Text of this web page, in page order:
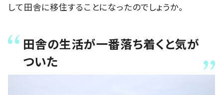
して田舎に移住することになったのでしょうか。
田舎の生活が一番落ち着くと気が
ついた